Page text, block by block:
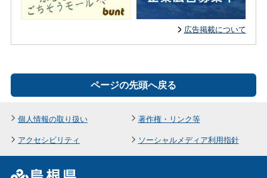
広告掲載について
ページの先頭へ戻る
個人情報の取り扱い
著作権・リンク等
アクセシビリティ
ソーシャルメディア利用指針